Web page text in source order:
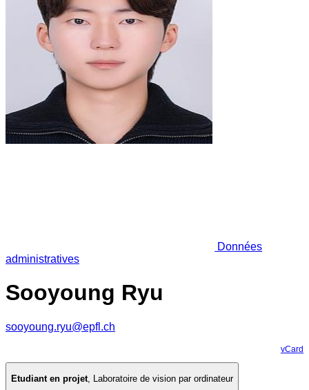
Données
administratives
Sooyoung Ryu
sooyoung.ryu@epfl.ch
vCard
Etudiant en projet, Laboratoire de vision par ordinateur